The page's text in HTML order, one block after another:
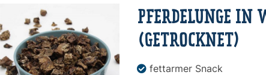
PFERDELUNGE IN
(GETROCKNET)
fettarmer Snack